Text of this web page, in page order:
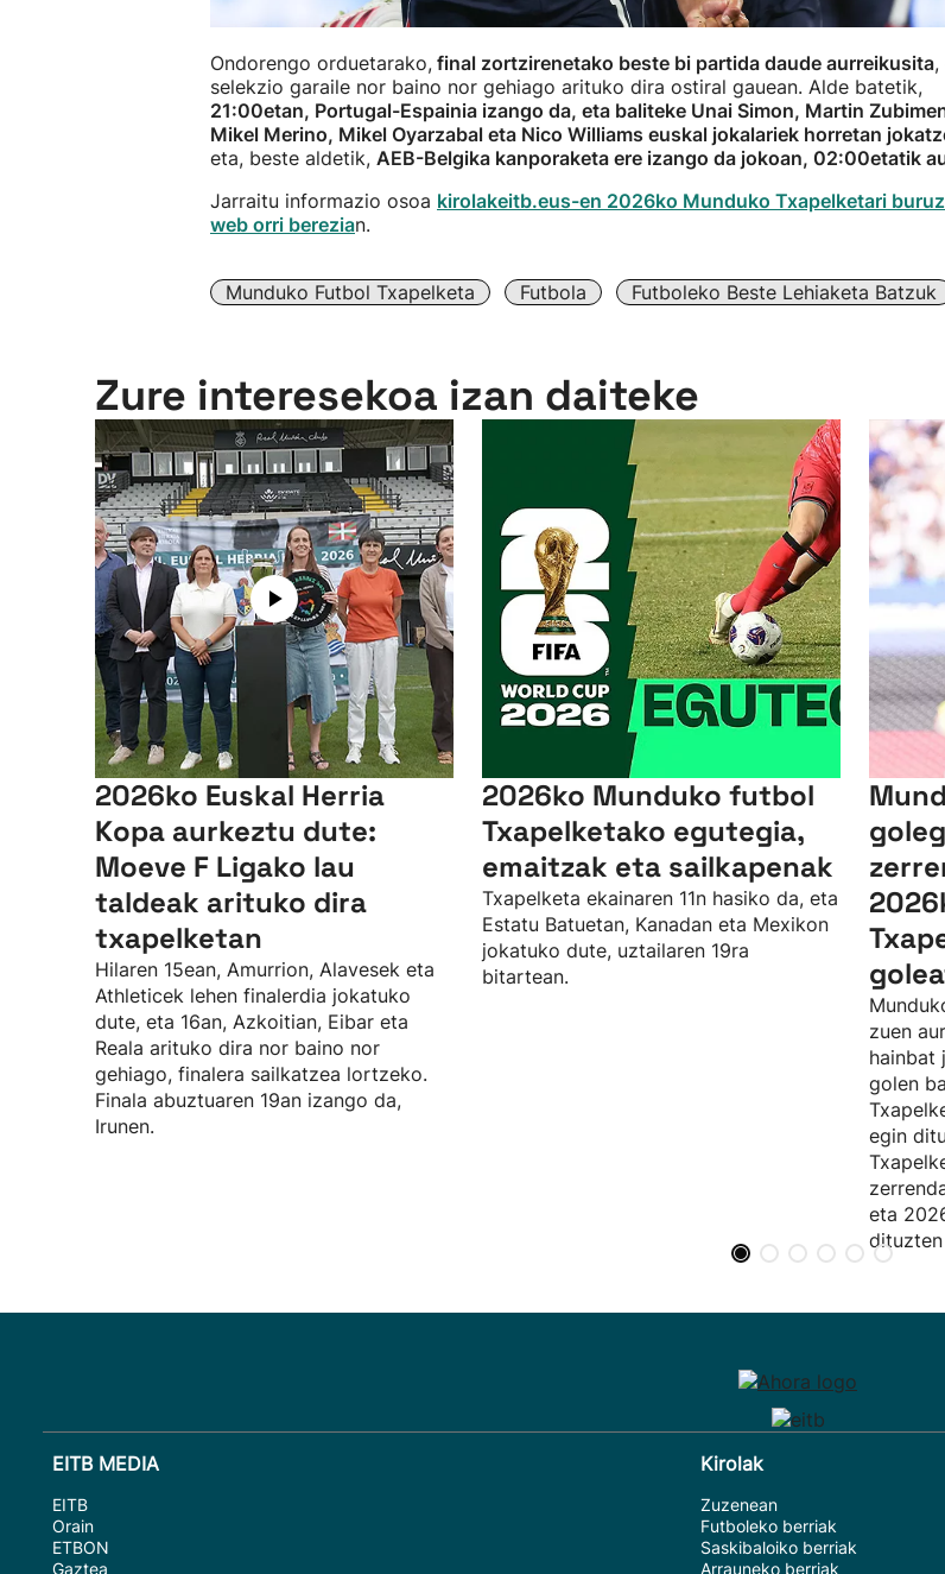
Ondorengo orduetarako, final zortzirenetako beste bi partida daude aurreikusita,
selekzio garaile nor baino nor gehiago arituko dira ostiral gauean. Alde batetik,
21:00etan, Portugal-Espainia izango da, eta baliteke Unai Simon, Martin
Mikel Merino, Mikel Oyarzabal eta Nico Williams euskal jokalariek horretan
eta, beste aldetik, AEB-Belgika kanporaketa ere izango da jokoan, 02:00etatik
Jarraitu informazio osoa kirolakeitb.eus-en 2026ko Munduko Txapelketari
web orri berezian.
Munduko Futbol Txapelketa Futbola Futboleko Beste Lehiaketa Batzuk
Zure interesekoa izan daiteke
2026ko Euskal Herria
Kopa aurkeztu dute:
Moeve F Ligako lau
taldeak arituko dira
txapelketan
Hilaren 15ean, Amurrion, Alavesek eta
Athleticek lehen finalerdia jokatuko
dute, eta 16an, Azkoitian, Eibar eta
Reala arituko dira nor baino nor
gehiago, finalera sailkatzea lortzeko.
Finala abuztuaren 19an izango da,
Irunen.
2026ko Munduko futbol
Txapelketako egutegia,
emaitzak eta sailkapenak
Txapelketa ekainaren 11n hasiko da, eta
Estatu Batuetan, Kanadan eta Mexikon
jokatuko dute, uztailaren 19ra
bitartean.
zuen
hainbat
golen
egin
eta
EITB MEDIA
EITB
Orain
ETBON
Gaztea
Kirolak
Zuzenean
Futboleko berriak
Saskibaloiko berriak
Arrauneko berriak